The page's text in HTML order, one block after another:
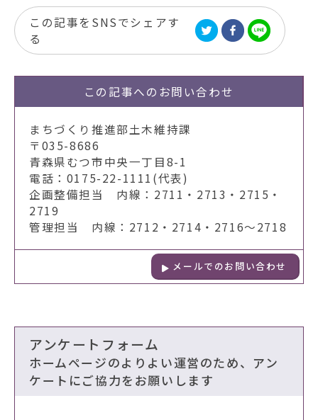
この記事をSNSでシェアす
る
この記事への お問い合わせ
まちづくり推進部土木維持課
〒035-8686
青森県むつ市中央一丁目8-1
電話：0175-22-1111(代表)
企画整備担当 内線：2711・2713・2715・
2719
管理担当 内線：2712・2714・2716～2718
メールでのお問い合わせ
アンケートフォーム
ホームページのよりよい運営のため、アン
ケートにご協力をお願いします